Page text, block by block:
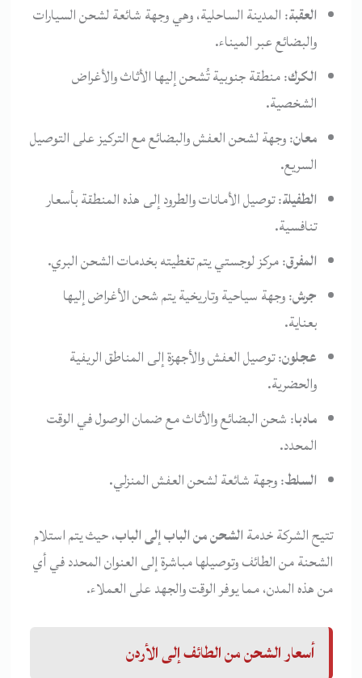
العقبة: المدينة الساحلية، وهي وجهة شائعة لشحن السيارات
والبضائع عبر الميناء.
الكرك: منطقة جنوبية تُشحن إليها الأثاث والأغراض
الشخصية.
معان: وجهة لشحن العفش والبضائع مع التركيز على التوصيل
السريع.
الطفيلة: توصيل الأمانات والطرود إلى هذه المنطقة بأسعار
تنافسية.
المفرق: مركز لوجستي يتم تغطيته بخدمات الشحن البري.
جرش: وجهة سياحية وتاريخية يتم شحن الأغراض إليها
بعناية.
عجلون: توصيل العفش والأجهزة إلى المناطق الريفية
والحضرية.
مادبا: شحن البضائع والأثاث مع ضمان الوصول في الوقت
المحدد.
السلط: وجهة شائعة لشحن العفش المنزلي.
تتيح الشركة خدمةالشحن من الباب إلى الباب، حيث يتم استلام
الشحنة من الطائف وتوصيلها مباشرة إلى العنوان المحدد في أي
من هذه المدن، مما يوفر الوقت والجهد على العملاء.
أسعار الشحن من الطائف إلى الأردن